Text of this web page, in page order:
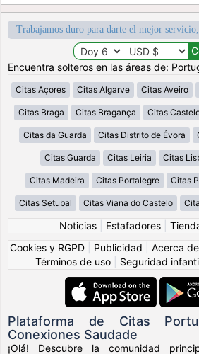
Trabajamos duro para darte el mejor
Encuentra solteros en las áreas de:
Citas Açores Citas Algarve Citas Aveiro
Citas Braga Citas Bragança Citas
Citas da Guarda Citas Distrito de Évora
Citas Guarda Citas Leiria Citas
Citas Madeira Citas Portalegre Citas
Citas Setubal Citas Viana do Castelo
Noticias Estafadores
Cookies y RGPD
Publicidad Acerca
Términos de uso
Seguridad
Plataforma de Citas
Conexiones Saudade
¡Olá! Descubre la comunidad